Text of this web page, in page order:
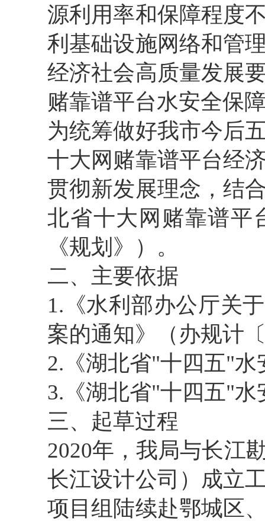
源利用率和保障程度
利基础设施网络和管
经济社会高质量发展
赌靠谱平台水安全保
为统筹做好我市今后
十大网赌靠谱平台经
贯彻新发展理念，结
北省十大网赌靠谱平
《规划》）。
二、主要依据
1.《水利部办公厅关
案的通知》（办规计
2.《湖北省"十四五"
3.《湖北省"十四五"
三、起草过程
2020年，我局与长江
长江设计公司）成立
项目组陆续赴鄂城区